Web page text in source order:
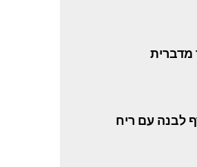
מדברית
לבנה עם ריח